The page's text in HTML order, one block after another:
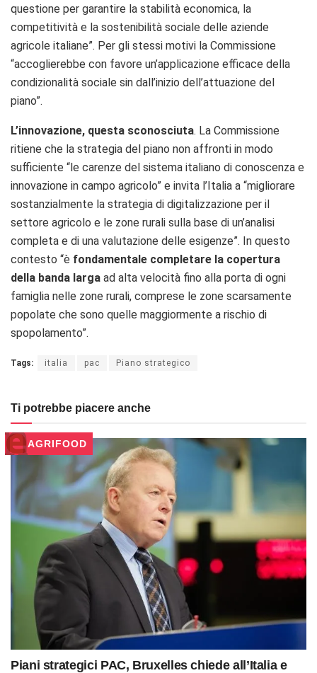
questione per garantire la stabilità economica, la
competitività e la sostenibilità sociale delle aziende
agricole italiane”. Per gli stessi motivi la Commissione
“accoglierebbe con favore un’applicazione efficace della
condizionalità sociale sin dall’inizio dell’attuazione del
piano”.
L’innovazione, questa sconosciuta. La Commissione
ritiene che la strategia del piano non affronti in modo
sufficiente “le carenze del sistema italiano di conoscenza e
innovazione in campo agricolo” e invita l’Italia a “migliorare
sostanzialmente la strategia di digitalizzazione per il
settore agricolo e le zone rurali sulla base di un’analisi
completa e di una valutazione delle esigenze”. In questo
contesto “è fondamentale completare la copertura
della banda larga ad alta velocità fino alla porta di ogni
famiglia nelle zone rurali, comprese le zone scarsamente
popolate che sono quelle maggiormente a rischio di
spopolamento”.
Tags: italia pac Piano strategico
Ti potrebbe piacere anche
AGRIFOOD
Piani strategici PAC, Bruxelles chiede all’Italia e